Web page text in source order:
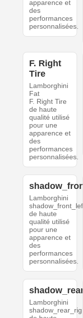
apparence et
des
performances
personnalisées.
F. Right
Tire
Lamborghini
Fat
F. Right Tire
de haute
qualité utilisé
pour une
apparence et
des
performances
personnalisées.
Lamborghini
shadow_front_left
de haute
qualité utilisé
pour une
apparence et
des
performances
personnalisées.
Lamborghini